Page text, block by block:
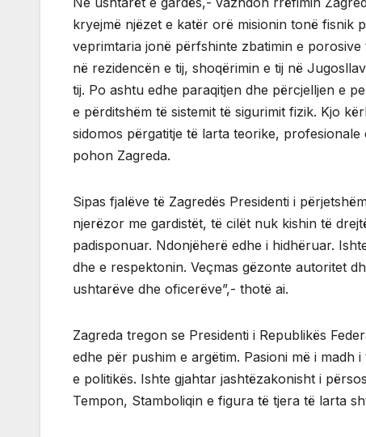
kryejmë njëzet e katër orë misionin tonë fisnik
veprimtaria jonë përfshinte zbatimin e
në rezidencën e tij, shoqërimin e tij në
tij. Po ashtu edhe paraqitjen dhe përcjelljen e
e përditshëm të sistemit të sigurimit fizik. Kjo
sidomos përgatitje të larta teorike,
pohon Zagreda.
Sipas fjalëve të Zagredës Presidenti i
njerëzor me gardistët, të cilët nuk kishin të
padisponuar. Ndonjëherë edhe i hidhëruar.
dhe e respektonin. Veçmas gëzonte autoritet
ushtarëve dhe oficerëve”,- thotë ai.
Zagreda tregon se Presidenti i Republikës
edhe për pushim e argëtim. Pasioni më i madh
e politikës. Ishte gjahtar jashtëzakonisht i
Tempon, Stamboliqin e figura të tjera të larta